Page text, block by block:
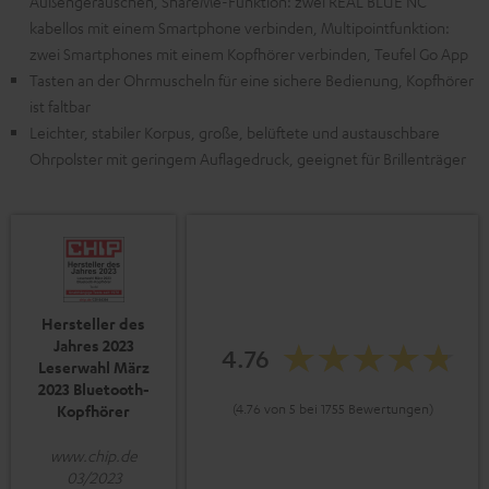
kabellos mit einem Smartphone verbinden, Multipointfunktion:
zwei Smartphones mit einem Kopfhörer verbinden, Teufel Go App
Tasten an der Ohrmuscheln für eine sichere Bedienung, Kopfhörer
ist faltbar
Leichter, stabiler Korpus, große, belüftete und austauschbare
Ohrpolster mit geringem Auflagedruck, geeignet für Brillenträger
Hersteller des
Jahres 2023
Leserwahl März
2023 Bluetooth-
Kopfhörer
www.chip.de
03/2023
4.76
(4.76 von 5 bei 1755 Bewertungen)